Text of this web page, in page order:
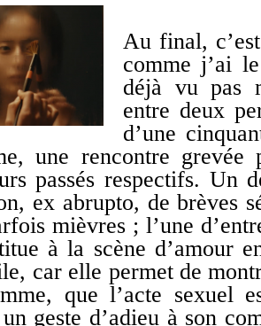
Au final,
comme j’ai
déjà vu pas
entre deux
d’une
une rencontre
passés respectifs. Un
ex abrupto, de brèves
mièvres ; l’une
à la scène d’amour
car elle permet de
que l’acte sexuel
geste d’adieu à son